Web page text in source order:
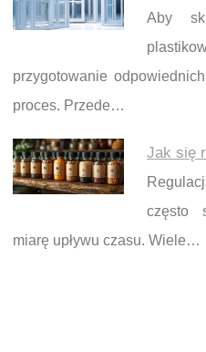
Aby
przygotowanie
proces. Przede…
Jak się
często
miarę upływu czasu. Wiele…